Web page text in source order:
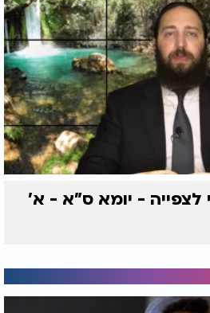
לצפייה - יומא ס"א - א'